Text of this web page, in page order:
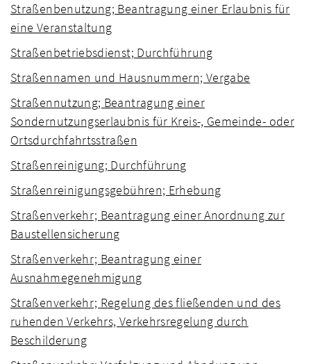
Straßenbenutzung; Beantragung einer Erlaubnis für
eine Veranstaltung
Straßenbetriebsdienst; Durchführung
Straßennamen und Hausnummern; Vergabe
Straßennutzung; Beantragung einer
Sondernutzungserlaubnis für Kreis-, Gemeinde- oder
Ortsdurchfahrtsstraßen
Straßenreinigung; Durchführung
Straßenreinigungsgebühren; Erhebung
Straßenverkehr; Beantragung einer Anordnung zur
Baustellensicherung
Straßenverkehr; Beantragung einer
Ausnahmegenehmigung
Straßenverkehr; Regelung des fließenden und des
ruhenden Verkehrs, Verkehrsregelung durch
Beschilderung